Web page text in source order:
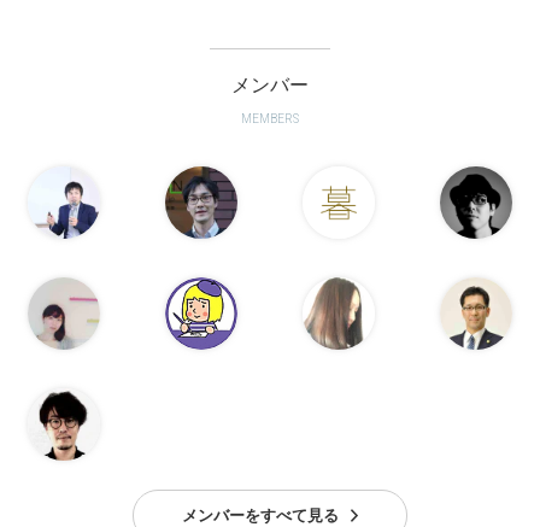
メンバー
MEMBERS
メンバーをすべて見る